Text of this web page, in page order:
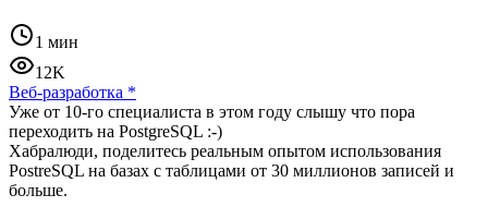
1 мин
12K
Веб-разработка *
Уже от 10-го специалиста в этом году слышу что пора
переходить на PostgreSQL :-)
Хабралюди, поделитесь реальным опытом использования
PostreSQL на базах с таблицами от 30 миллионов записей и
больше.